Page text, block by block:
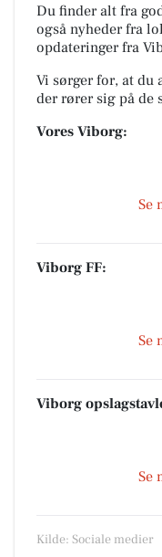
Du finder alt fra
også nyheder fra
opdateringer fra
Vi sørger for, at du
der rører sig på de
Vores Viborg:
Se
Viborg FF:
Se
Viborg
Se
Kilde: Sociale medier